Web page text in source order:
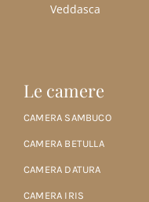
Veddasca
Le camere
CAMERA SAMBUCO
CAMERA BETULLA
CAMERA DATURA
CAMERA IRIS